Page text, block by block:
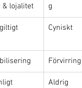
& lojalitet
g
Cyniskt
Förvirring
Aldrig